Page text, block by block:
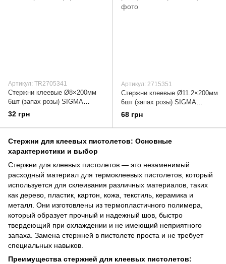
Артикул: TR2705341
Стержни клеевые Ø8×200мм
6шт (запах розы) SIGMA
(2705341)
32 грн
Артикул: 2715351
Стержни клеевые Ø11.2×200мм
6шт (запах розы) SIGMA
(2715351)
68 грн
Стержни для клеевых пистолетов: Основные
характеристики и выбор
Стержни для клеевых пистолетов — это незаменимый
расходный материал для термоклеевых пистолетов, который
используется для склеивания различных материалов, таких
как дерево, пластик, картон, кожа, текстиль, керамика и
металл. Они изготовлены из термопластичного полимера,
который образует прочный и надежный шов, быстро
твердеющий при охлаждении и не имеющий неприятного
запаха. Замена стержней в пистолете проста и не требует
специальных навыков.
Преимущества стержней для клеевых пистолетов: